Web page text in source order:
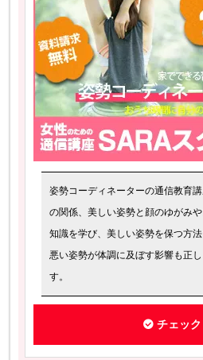
姿勢コーディネーターの通信教育
の関係、美しい姿勢と顔のゆがみ
知識を学び、美しい姿勢を保つ方法
悪い姿勢が体調に及ぼす影響も正
す。
チェック